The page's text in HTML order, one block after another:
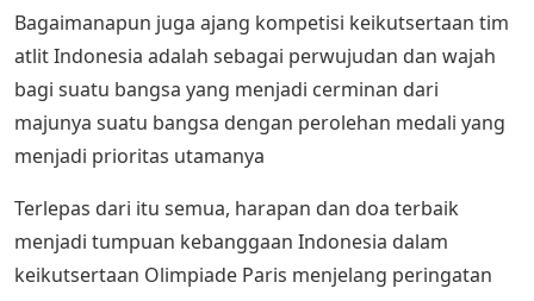
Bagaimanapun juga ajang kompetisi keikutsertaan tim
atlit Indonesia adalah sebagai perwujudan dan wajah
bagi suatu bangsa yang menjadi cerminan dari
majunya suatu bangsa dengan perolehan medali yang
menjadi prioritas utamanya
Terlepas dari itu semua, harapan dan doa terbaik
menjadi tumpuan kebanggaan Indonesia dalam
keikutsertaan Olimpiade Paris menjelang peringatan